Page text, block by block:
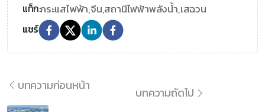
แท็ก:กระแสไฟฟ้า,จีน,สถานีไฟฟ้าพลังน้ำ,เสฉวน
แชร์
บทความก่อนหน้า
บทความถัดไป